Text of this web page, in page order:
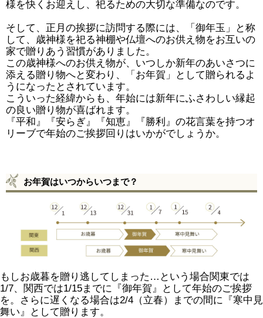
様を快くお迎えし、祀るための大切な準備なのです。
そして、正月の挨拶に訪問する際には、「御年玉」と称
して、歳神様を祀る神棚や仏壇へのお供え物をお互いの
家で贈りあう習慣がありました。
この歳神様へのお供え物が、いつしか新年のあいさつに
添える贈り物へと変わり、「お年賀」として贈られるよ
うになったとされています。
こういった経緯からも、年始には新年にふさわしい縁起
の良い贈り物が喜ばれます。
『平和』『安らぎ』『知恵』『勝利』の花言葉を持つオ
リーブで年始のご挨拶回りはいかがでしょうか。
お年賀はいつからいつまで？
もしお歳暮を贈り逃してしまった…という場合関東では
1/7、関西では1/15までに『御年賀』として年始のご挨拶
を。さらに遅くなる場合は2/4（立春）までの間に『寒中見
舞い』として贈ります。